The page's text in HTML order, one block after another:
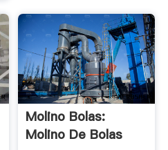
Molino Bolas:
Molino De Bolas